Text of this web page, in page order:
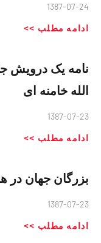
1387-07-24
ادامه مطلب >>
نامه یک درویش
الله خامنه ای
1387-07-23
ادامه مطلب >>
بزرگان جهان در
1387-07-23
ادامه مطلب >>